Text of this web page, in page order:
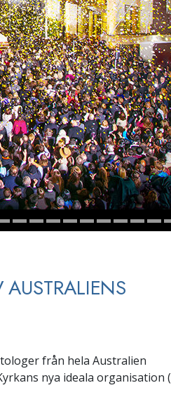
från hela Australien
nya ideala organisation